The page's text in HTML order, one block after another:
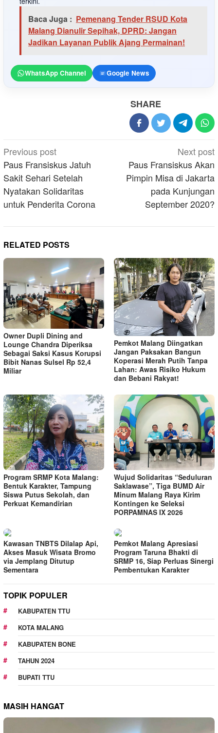
Baca Juga : Pemenang Tender RSUD Kota
Malang Dianulir Sepihak, DPRD: Jangan
Jadikan Layanan Publik Ajang Permainan!
WhatsApp Channel Google News
SHARE
Post
navigation
Previous post
Paus Fransiskus Jatuh
Sakit Sehari Setelah
Nyatakan Solidaritas
untuk Penderita Corona
Next post
Paus Fransiskus Akan
Pimpin Misa di Jakarta
pada Kunjungan
September 2020?
RELATED POSTS
Owner Dupli Dining and
Lounge Chandra Diperiksa
Sebagai Saksi Kasus Korupsi
Bibit Nanas Sulsel Rp 52,4
Miliar
Pemkot Malang Diingatkan
Jangan Paksakan Bangun
Koperasi Merah Putih Tanpa
Lahan: Awas Risiko Hukum
dan Bebani Rakyat!
Program SRMP Kota Malang:
Bentuk Karakter, Tampung
Siswa Putus Sekolah, dan
Perkuat Kemandirian
Wujud Solidaritas “Seduluran
Saklawase”, Tiga BUMD Air
Minum Malang Raya Kirim
Kontingen ke Seleksi
PORPAMNAS IX 2026
Kawasan TNBTS Dilalap Api,
Akses Masuk Wisata Bromo
via Jemplang Ditutup
Sementara
Pemkot Malang Apresiasi
Program Taruna Bhakti di
SRMP 16, Siap Perluas Sinergi
Pembentukan Karakter
TOPIK POPULER
KABUPATEN TTU
KOTA MALANG
KABUPATEN BONE
TAHUN 2024
BUPATI TTU
MASIH HANGAT